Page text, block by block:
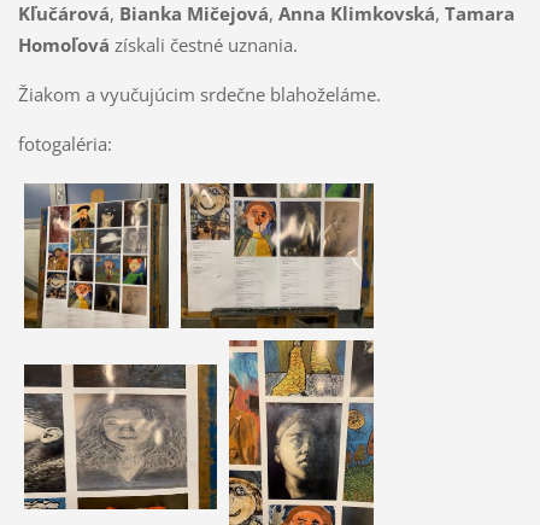
Kľučárová, Bianka Mičejová, Anna Klimkovská, Tamara
Homoľová získali čestné uznania.
Žiakom a vyučujúcim srdečne blahoželáme.
fotogaléria: